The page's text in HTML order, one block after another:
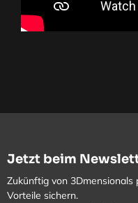
Jetzt beim
Zukünftig von
Vorteile sichern.